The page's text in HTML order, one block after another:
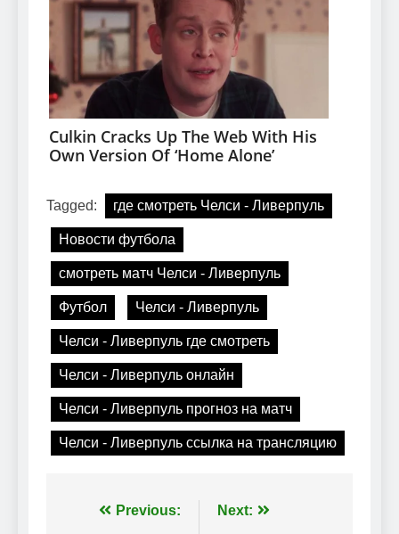
Tagged: где смотреть Челси - Ливерпуль
Новости футбола
смотреть матч Челси - Ливерпуль
Футбол Челси - Ливерпуль
Челси - Ливерпуль где смотреть
Челси - Ливерпуль онлайн
Челси - Ливерпуль прогноз на матч
Челси - Ливерпуль ссылка на трансляцию
Навігація
Previous: Next: